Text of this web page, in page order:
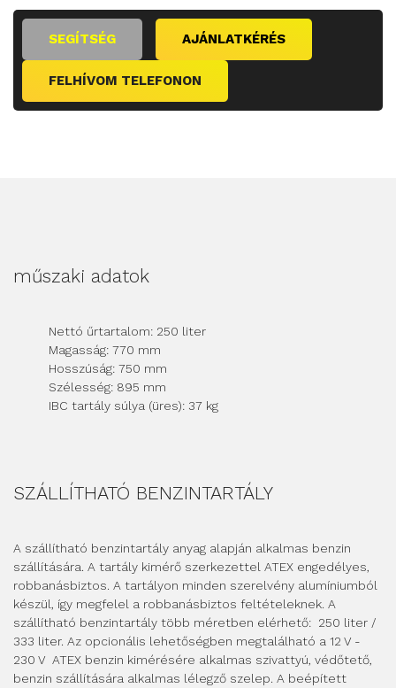
SEGÍTSÉG AJÁNLATKÉRÉS
FELHÍVOM TELEFONON
műszaki adatok
Nettó űrtartalom: 250 liter
Magasság: 770 mm
Hosszúság: 750 mm
Szélesség: 895 mm
IBC tartály súlya (üres): 37 kg
SZÁLLÍTHATÓ BENZINTARTÁLY
A szállítható benzintartály anyag alapján alkalmas benzin
szállítására. A tartály kimérő szerkezettel ATEX engedélyes,
robbanásbiztos. A tartályon minden szerelvény alumíniumból
készül, így megfelel a robbanásbiztos feltételeknek. A
szállítható benzintartály több méretben elérhető: 250 liter /
333 liter. Az opcionális lehetőségben megtalálható a 12 V -
230 V ATEX benzin kimérésére alkalmas szivattyú, védőtető,
benzin szállítására alkalmas lélegző szelep. A beépített